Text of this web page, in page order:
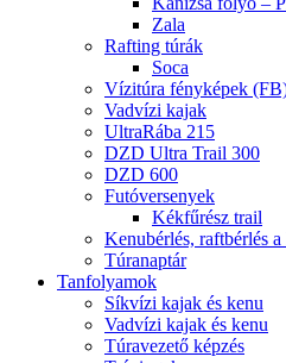
Zala
Rafting túrák
Soca
Vízitúra fényképek
Vadvízi kajak
UltraRába 215
DZD Ultra Trail 300
DZD 600
Futóversenyek
Kékfűrész trail
Kenubérlés, raftbérlés
Túranaptár
Tanfolyamok
Síkvízi kajak és kenu
Vadvízi kajak és kenu
Túravezető képzés